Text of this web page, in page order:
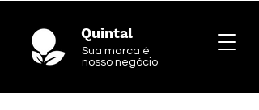
Quintal
Sua marca é
nosso negócio